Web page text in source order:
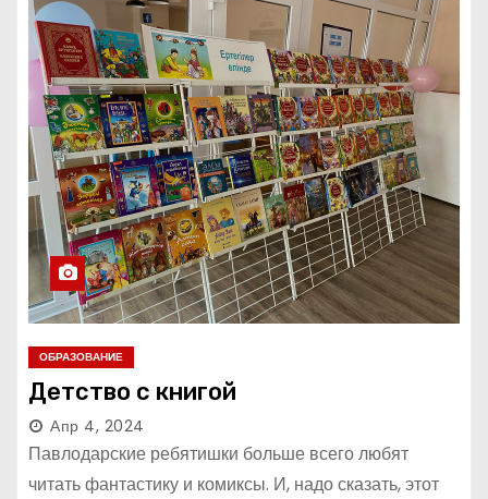
ОБРАЗОВАНИЕ
Детство с книгой
Апр 4, 2024
Павлодарские ребятишки больше всего любят
читать фантастику и комиксы. И, надо сказать, этот